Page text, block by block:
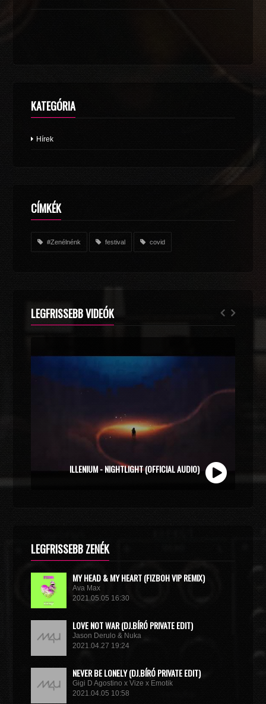
KATEGÓRIA
Hírek
CÍMKÉK
#Zenélnénk festival covid
LEGFRISSEBB VIDEÓK
ILLENIUM - NIGHTLIGHT (OFFICIAL AUDIO)
ZOLI VEKONY X CALIDORA - MINDIG NYÁR (OFFICIAL
MUSIC VIDEO)
LEGFRISSEBB ZENÉK
MY HEAD & MY HEART (FIZBOH VIP REMIX)
Ava Max
2021.05.05 16:30
LOVE NOT WAR (DJ.BÍRÓ PRIVATE EDIT)
Jason Derulo & Nuka
2021.04.27 19:24
NEVER BE LONELY (DJ.BÍRÓ PRIVATE EDIT)
Gigi D Agostino x Vize x Emotik
2021.04.05 10:58